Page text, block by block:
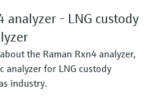
analyzer - LNG custody
the Raman Rxn4 analyzer,
analyzer for LNG custody
industry.